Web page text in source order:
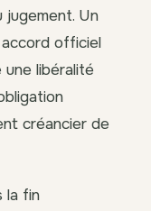
jugement. Un
officiel
libéralité
créancier de
la fin